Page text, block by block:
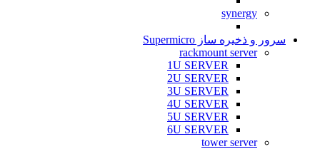
synergy
سرور و ذخیره ساز Supermicro
rackmount server
1U SERVER
2U SERVER
3U SERVER
4U SERVER
5U SERVER
6U SERVER
tower server